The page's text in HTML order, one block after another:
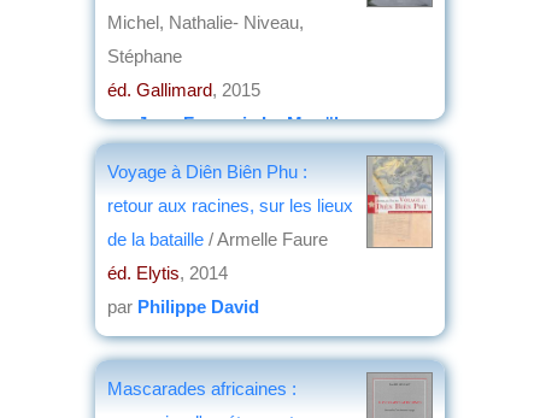
Michel, Nathalie- Niveau,
Stéphane
éd. Gallimard, 2015
parJean-François Le Mouël
Voyage à Diên Biên Phu :
retour aux racines, sur les lieux
de la bataille / Armelle Faure
éd. Elytis, 2014
par Philippe David
Mascarades africaines :